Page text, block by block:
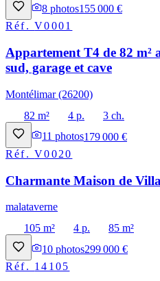
8 photos155 000 €
Réf.V0001
Appartement T4 de 82 m²
sud, garage et cave
Montélimar (26200)
82 m²
4 p.
3 ch.
11 photos179 000 €
Réf.V0020
Charmante Maison de
malataverne
105 m²
4 p.
85 m²
10 photos299 000 €
Réf. 14105